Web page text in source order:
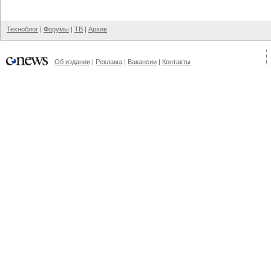
Техноблог | Форумы | ТВ | Архив
Об издании | Реклама | Вакансии | Контакты